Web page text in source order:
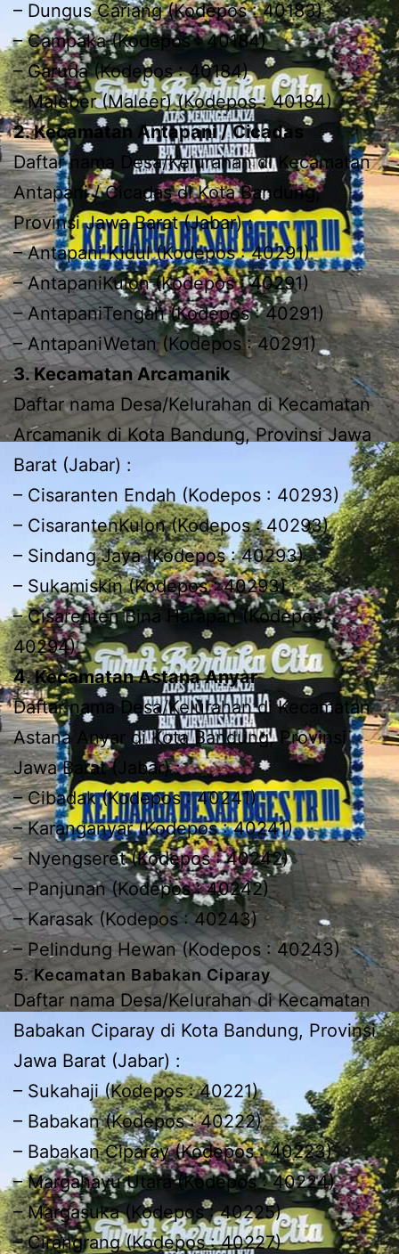
– Dungus Cariang (Kodepos : 40183)
– Campaka (Kodepos : 40184)
– Garuda (Kodepos : 40184)
– Maleber (Maleer) (Kodepos : 40184)
2. Kecamatan Antapani / Cicadas
Daftar nama Desa/Kelurahan di Kecamatan
Antapani / Cicadas di Kota Bandung,
Provinsi Jawa Barat (Jabar) :
– Antapani Kidul (Kodepos : 40291)
– AntapaniKulon (Kodepos : 40291)
– AntapaniTengah (Kodepos : 40291)
– AntapaniWetan (Kodepos : 40291)
3. Kecamatan Arcamanik
Daftar nama Desa/Kelurahan di Kecamatan
Arcamanik di Kota Bandung, Provinsi Jawa
Barat (Jabar) :
– Cisaranten Endah (Kodepos : 40293)
– CisarantenKulon (Kodepos : 40293)
– Sindang Jaya (Kodepos : 40293)
– Sukamiskin (Kodepos : 40293)
– Cisarenten Bina Harapan (Kodepos :
40294)
4. Kecamatan Astana Anyar
Daftar nama Desa/Kelurahan di Kecamatan
Astana Anyar di Kota Bandung, Provinsi
Jawa Barat (Jabar) :
– Cibadak (Kodepos : 40241)
– Karanganyar (Kodepos : 40241)
– Nyengseret (Kodepos : 40242)
– Panjunan (Kodepos : 40242)
– Karasak (Kodepos : 40243)
– Pelindung Hewan (Kodepos : 40243)
5. Kecamatan Babakan Ciparay
Daftar nama Desa/Kelurahan di Kecamatan
Babakan Ciparay di Kota Bandung, Provinsi
Jawa Barat (Jabar) :
– Sukahaji (Kodepos : 40221)
– Babakan (Kodepos : 40222)
– Babakan Ciparay (Kodepos : 40223)
– Margahayu Utara (Kodepos : 40224)
– Margasuka (Kodepos : 40225)
– Cirangrang (Kodepos : 40227)